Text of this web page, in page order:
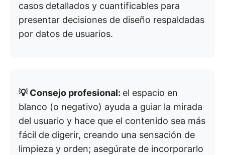
casos detallados y cuantificables para
presentar decisiones de diseño respaldadas
por datos de usuarios.
💡 Consejo profesional: el espacio en
blanco (o negativo) ayuda a guiar la mirada
del usuario y hace que el contenido sea más
fácil de digerir, creando una sensación de
limpieza y orden; asegúrate de incorporarlo